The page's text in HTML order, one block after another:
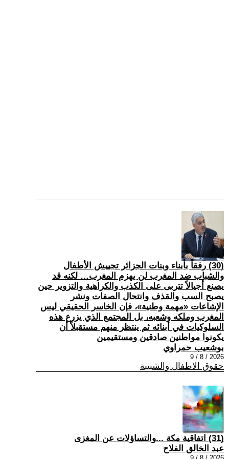
(30) رفقاً بأبناء وبنات الجزائر تجييش الأطفال
والشباب ضد المغرب لن يهزم المغرب… لكنه قد
يصنع أجيالاً تتربى على الكذب والكراهية والتزوير حين
يصبح السب والقذف وانتحال الصفات ونشر
الإشاعات «مهمة وطنية»، فإن الخاسر الحقيقي ليس
المغرب وملكه وشعبه، بل المجتمع الذي يزرع هذه
السلوكيات في أبنائه ثم ينتظر منهم مستقبلاً أن
يكونوا مواطنين صادقين ومستقيمين
بوشعيب حمراوي
2026 / 8 / 9
حقوق الاطفال والشبيبة
(31) اتفاقية مكة ...والتساؤلات عن المغزى
عبد الخالق الفلاح